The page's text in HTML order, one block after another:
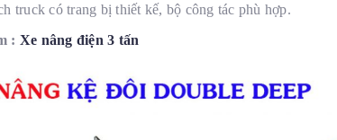
truck có trang bị thiết kế, bộ công tác phù hợp.
: Xe nâng điện 3 tấn